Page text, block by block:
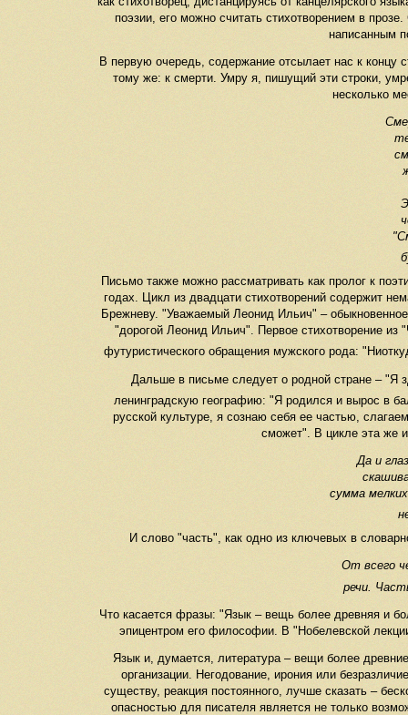
поэзии, его можно считать стихотворением в
написанным
В первую очередь, содержание отсылает нас к концу
тому же: к смерти. Умру я, пишущий эти строки,
несколько
Письмо также можно рассматривать как пролог к
годах. Цикл из двадцати стихотворений содержит
Брежневу. "Уважаемый Леонид Ильич" –
"дорогой Леонид Ильич". Первое стихотворение
футуристического обращения мужского рода:
Дальше в письме следует о родной стране – "Я
ленинградскую географию: "Я родился и вырос в
русской культуре, я сознаю себя ее частью,
сможет". В цикле эта же
Да и
сумма
И слово "часть", как одно из ключевых в
От всего
речи.
Что касается фразы: "Язык – вещь более древняя и
эпицентром его философии. В "Нобелевской
Язык и, думается, литература – вещи более
организации. Негодование, ирония или
существу, реакция постоянного, лучше сказать –
опасностью для писателя является не только